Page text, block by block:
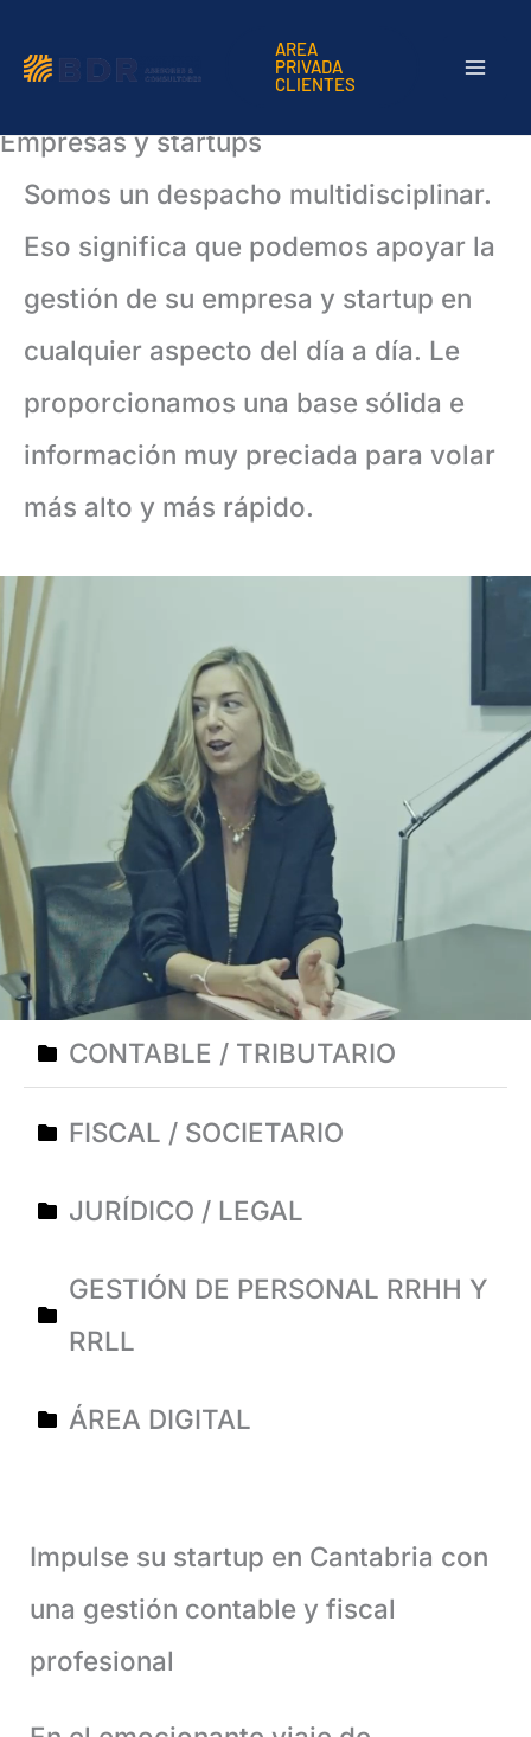
contenido
AREA
PRIVADA
CLIENTES
Empresas y startups
Somos un despacho multidisciplinar.
Eso significa que podemos apoyar la
gestión de su empresa y startup en
cualquier aspecto del día a día. Le
proporcionamos una base sólida e
información muy preciada para volar
más alto y más rápido.
CONTABLE / TRIBUTARIO
FISCAL / SOCIETARIO
JURÍDICO / LEGAL
GESTIÓN DE PERSONAL RRHH Y
RRLL
ÁREA DIGITAL
Impulse su startup en Cantabria con
una gestión contable y fiscal
profesional